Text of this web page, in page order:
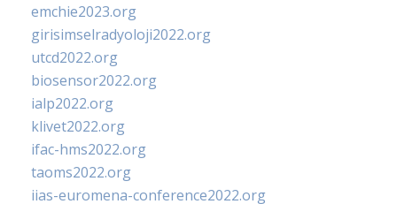
emchie2023.org
girisimselradyoloji2022.org
utcd2022.org
biosensor2022.org
ialp2022.org
klivet2022.org
ifac-hms2022.org
taoms2022.org
iias-euromena-conference2022.org